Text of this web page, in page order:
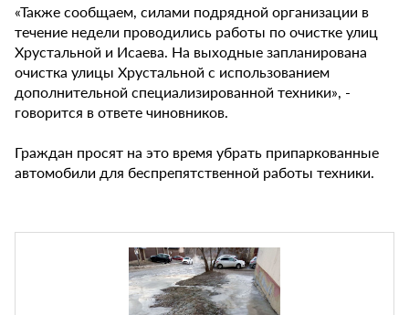
«Также сообщаем, силами подрядной организации в
течение недели проводились работы по очистке улиц
Хрустальной и Исаева. На выходные запланирована
очистка улицы Хрустальной с использованием
дополнительной специализированной техники», -
говорится в ответе чиновников.
Граждан просят на это время убрать припаркованные
автомобили для беспрепятственной работы техники.